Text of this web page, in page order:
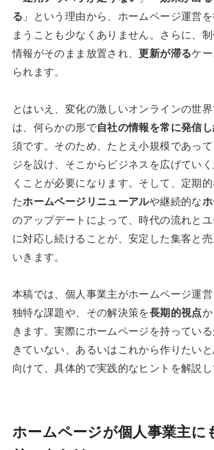
る 」という理由から、ホームページ運営
まうことも少なくありません。さらに、
情報がそのまま放置され、更新が滞るケ
られます。
とはいえ、変化の激しいオンラインの世
は、何らかの形で自社の情報を常に発信
須です。そのため、たとえ小規模であっ
ジを設け、そこからビジネスを広げてい
くことが必要になります。そして、定期
たホームページリニューアルや継続的な
のアップデートによって、時代の流れと
に対応し続けることが、安定した集客と
いきます。
本稿では、個人事業主がホームページ運
独特な課題や、その解決策を長期的視点
きます。実際にホームページを持ってい
きていない、あるいはこれから作りたい
向けて、具体的で実践的なヒントを解説し
ホームページが個人事業主に